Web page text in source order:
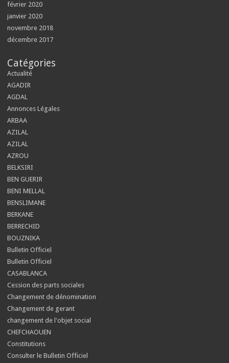
février 2020
janvier 2020
novembre 2018
décembre 2017
Catégories
Actualité
AGADIR
AGDAL
Annonces Légales
ARBAA
AZILAL
AZILAL
AZROU
BELKSIRI
BEN GUERIR
BENI MELLAL
BENSLIMANE
BERKANE
BERRECHID
BOUZNIKA
Bulletin Officiel
Bulletin Officiel
CASABLANCA
Cession des parts sociales
Changement de dénomination
Changement de gerant
changement de l'objet social
CHEFCHAOUEN
Constitutions
Consulter le Bulletin Officiel